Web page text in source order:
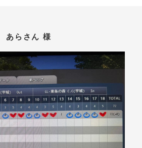
あらさん 様